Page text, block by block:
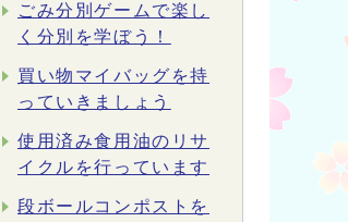
ごみ分別ゲームで楽し
く分別を学ぼう！
買い物マイバッグを持
っていきましょう
使用済み食用油のリサ
イクルを行っています
段ボールコンポストを